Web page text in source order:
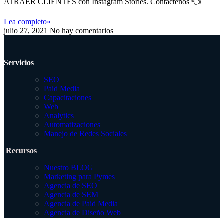
ATRAER CLIENTES con Instagram Stories. Contáctenos 👈
Lea completo»
julio 27, 2021 No hay comentarios
Servicios
SEO
Paid Media
Capacitaciones
Web
Analytics
Automatizaciones
Manejo de Redes Sociales
Recursos
Nuestro BLOG
Marketing para Pymes
Agencia de SEO
Agencia de SEM
Agencia de Paid Media
Agencia de Diseño Web